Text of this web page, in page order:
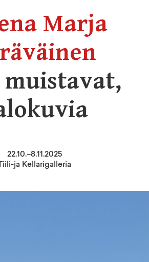
Marja
22.10.–8.11.2025
Tiili-ja Kellarigalleria